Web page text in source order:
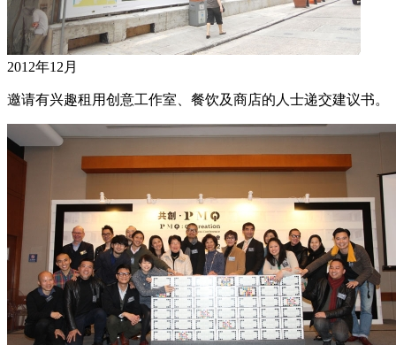
2012年12月
邀请有兴趣租用创意工作室、餐饮及商店的人士递交建议书。